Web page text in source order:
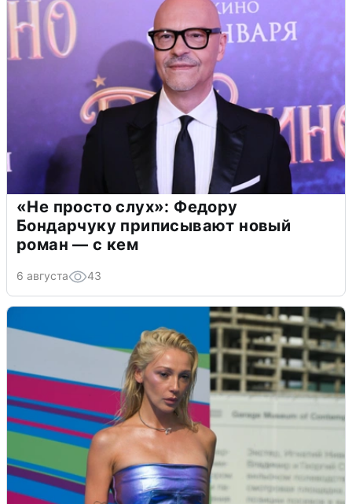
«Не просто слух»: Федору
Бондарчуку приписывают новый
роман — с кем
6 августа 43